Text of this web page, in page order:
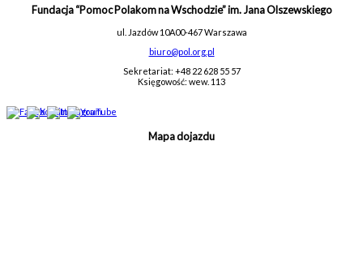
Fundacja “Pomoc Polakom na Wschodzie” im. Jana Olszewskiego
ul. Jazdów 10A00-467 Warszawa
biuro@pol.org.pl
Sekretariat: +48 22 628 55 57
Księgowość: wew. 113
Mapa dojazdu